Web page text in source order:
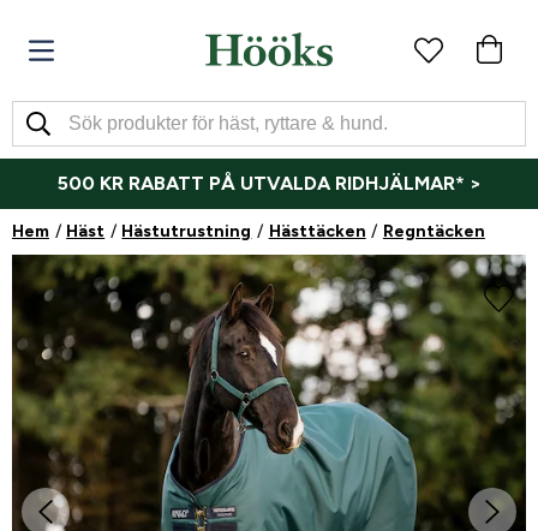
500 KR RABATT PÅ UTVALDA RIDHJÄLMAR* >
Hem Häst Hästutrustning Hästtäcken Regntäcken